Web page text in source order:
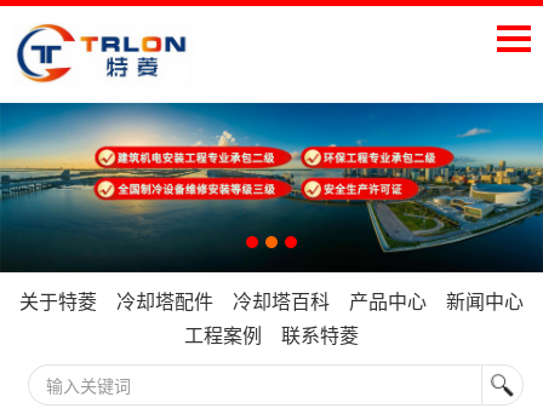
关于特菱 冷却塔配件 冷却塔百科 产品中心
新闻中心
工程案例
联系特菱